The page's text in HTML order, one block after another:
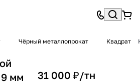
Чёрный металлопрокат Квадрат
9 мм
31 000 ₽/тн